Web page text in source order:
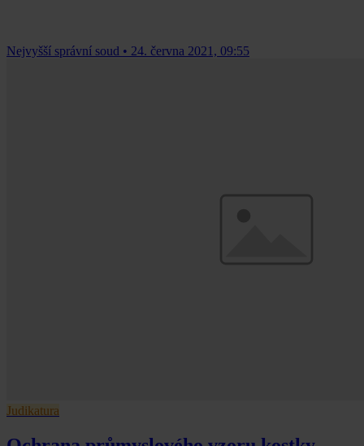
Nejvyšší správní soud • 24. června 2021, 09:55
Judikatura